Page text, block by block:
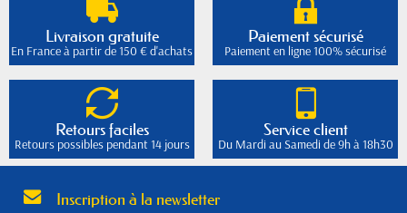
Livraison gratuite
En France à partir de 150 € d'achats
Paiement sécurisé
Paiement en ligne 100% sécurisé
Retours faciles
Retours possibles pendant 14 jours
Service client
Du Mardi au Samedi de 9h à 18h30
Inscription à la newsletter